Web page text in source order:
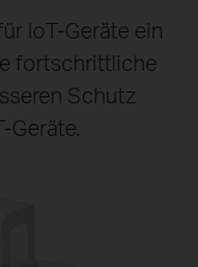
IoT‑Geräte ein
fortschrittliche
Schutz